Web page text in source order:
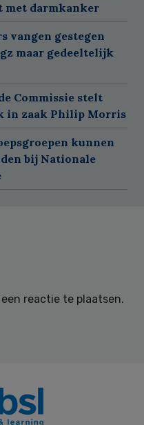
met darmkanker
vangen gestegen
maar gedeeltelijk
Commissie stelt
in zaak Philip Morris
kunnen
bij Nationale
een reactie te plaatsen.